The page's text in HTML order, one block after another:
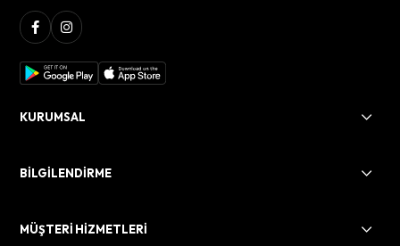
KURUMSAL
BİLGİLENDİRME
MÜŞTERİ HİZMETLERİ